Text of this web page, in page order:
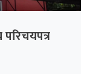
परिचयपत्र